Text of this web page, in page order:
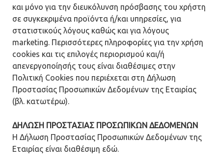
και μόνο για την διευκόλυνση πρόσβασης του χρήστη
σε συγκεκριμένα προϊόντα ή/και υπηρεσίες, για
στατιστικούς λόγους καθώς και για λόγους
marketing. Περισσότερες πληροφορίες για την χρήση
cookies και τις επιλογές περιορισμού και/ή
απενεργοποίησής τους είναι διαθέσιμες στην
Πολιτική Cookies που περιέχεται στη Δήλωση
Προστασίας Προσωπικών Δεδομένων της Εταιρίας
(βλ. κατωτέρω).
ΔΗΛΩΣΗ ΠΡΟΣΤΑΣΙΑΣ ΠΡΟΣΩΠΙΚΩΝ ΔΕΔΟΜΕΝΩΝ
Η Δήλωση Προστασίας Προσωπικών Δεδομένων της
Εταιρίας είναι διαθέσιμη εδώ.